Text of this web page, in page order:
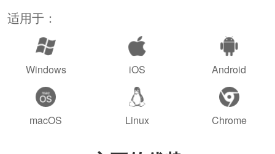
适用于：
Windows iOS Android
macOS Linux Chrome